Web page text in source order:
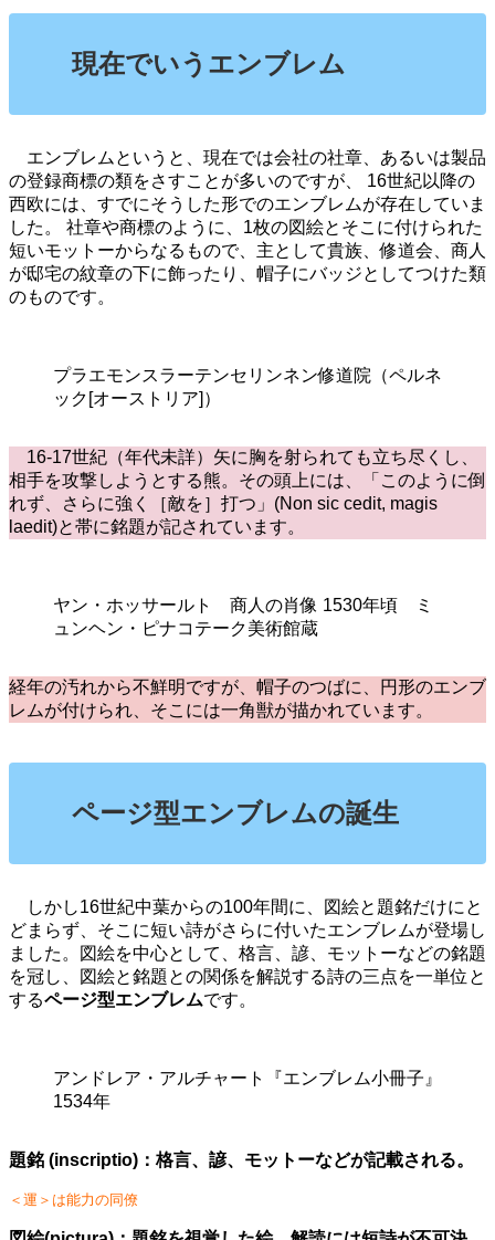
現在でいうエンブレム
エンブレムというと、現在では会社の社章、あるいは製品
の登録商標の類をさすことが多いのですが、 16世紀以降の
西欧には、すでにそうした形でのエンブレムが存在していま
した。 社章や商標のように、1枚の図絵とそこに付けられた
短いモットーからなるもので、主として貴族、修道会、商人
が邸宅の紋章の下に飾ったり、帽子にバッジとしてつけた類
のものです。
プラエモンスラーテンセリンネン修道院（ペルネ
ック[オーストリア]）
16-17世紀（年代未詳）矢に胸を射られても立ち尽くし、
相手を攻撃しようとする熊。その頭上には、「このように倒
れず、さらに強く［敵を］打つ」(Non sic cedit, magis
laedit)と帯に銘題が記されています。
ヤン・ホッサールト 商人の肖像 1530年頃 ミ
ュンヘン・ピナコテーク美術館蔵
経年の汚れから不鮮明ですが、帽子のつばに、円形のエンブ
レムが付けられ、そこには一角獣が描かれています。
ページ型エンブレムの誕生
しかし16世紀中葉からの100年間に、図絵と題銘だけにと
どまらず、そこに短い詩がさらに付いたエンブレムが登場し
ました。図絵を中心として、格言、諺、モットーなどの銘題
を冠し、図絵と銘題との関係を解説する詩の三点を一単位と
するページ型エンブレムです。
アンドレア・アルチャート『エンブレム小冊子』
1534年
題銘 (inscriptio)：格言、諺、モットーなどが記載される。
＜運＞は能力の同僚